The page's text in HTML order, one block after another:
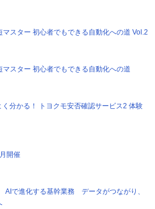
マスター 初心者でもできる自動化への道 Vol.2
マスター 初心者でもできる自動化への道
く分かる！ トヨクモ安否確認サービス2 体験
開催
で進化する基幹業務 データがつながり、